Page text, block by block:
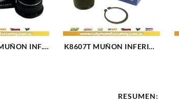
INF.
K8607T MUÑON INFERIOR
RESUMEN: